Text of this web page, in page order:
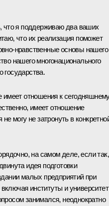
что я поддерживаю два ваших
что их реализация поможет
нравственные основы нашего
нашего многонационального
государства.
имеет отношения к
имеет отношение
могу не затронуть в
на самом деле, если так,
идея подготовки
малых предприятий при
институты и
занимался, неоднократно